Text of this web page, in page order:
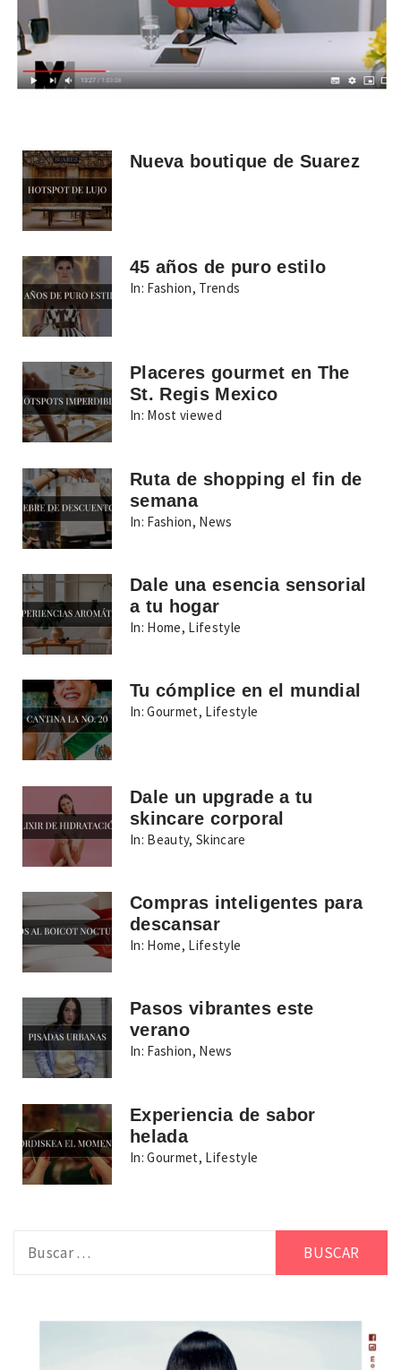
Nueva boutique de Suarez
45 años de puro estilo
In: Fashion, Trends
Placeres gourmet en The
St. Regis Mexico
In: Most viewed
Ruta de shopping el fin de
semana
In: Fashion, News
Dale una esencia sensorial
a tu hogar
In: Home, Lifestyle
Tu cómplice en el mundial
In: Gourmet, Lifestyle
Dale un upgrade a tu
skincare corporal
In: Beauty,Skincare
Compras inteligentes para
descansar
In: Home, Lifestyle
Pasos vibrantes este
verano
In: Fashion, News
Experiencia de sabor
helada
In: Gourmet, Lifestyle